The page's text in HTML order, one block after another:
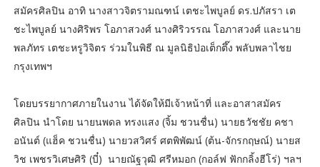
สมัครศิลปิน อาทิ นางสาวจิตรามณฑน์ เตชะไพบูลย์ ดร.ปภัสรา เต
ชะไพบูลย์ นางศิริพร โอภาสวงศ์ นางศิริวรรณ โอภาสวงศ์ และนาย
พลภัทร เตชะหรูวิจิตร ร่วมในพิธี ณ มูลนิธิป่อเต็กตึ๊ง พลับพลาไชย
กรุงเทพฯ
โดยบรรยากาศภายในงาน ได้จัดให้มีเจ้าหน้าที่ และอาสาสมัคร
ศิลปิน นำโดย นายนพดล ทรงแสง (จิ้ม ชวนชื่น) นายธวัชชัย คชา
อนันต์ (แฮ็ค ชวนชื่น) นายวสวิศร์ ศตพิพัฒน์ (ต้น-จักรกฤษณ์) นายส
วิช เพชรวิเศษศิริ (บี๋) นายณัฐวุฒิ ศรีหมอก (กอล์ฟ ฟักกลิ้งฮีโร่) ฯลฯ